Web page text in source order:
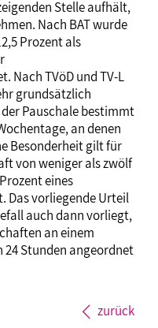
Stelle aufhält,
Nach BAT wurde
Prozent als
Nach TVöD und TV-L
grundsätzlich
Pauschale bestimmt
an denen
Besonderheit gilt für
von weniger als zwölf
eines
Das vorliegende Urteil
auch dann vorliegt,
an einem
Stunden angeordnet
zurück